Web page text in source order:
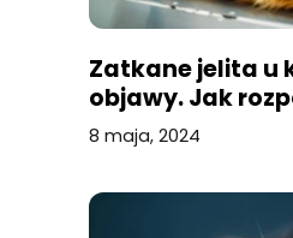
Zatkane jelita u
objawy. Jak
8 maja, 2024